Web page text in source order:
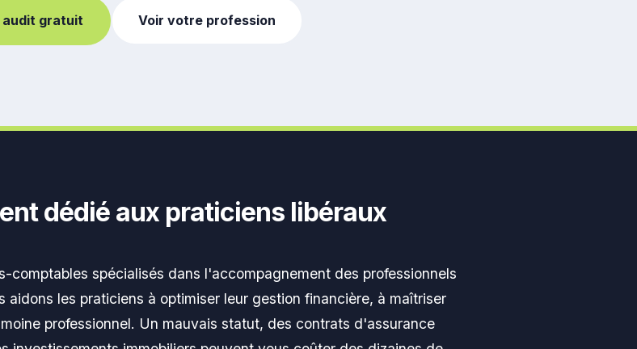
audit gratuit Voir votre profession
dédié aux praticiens libéraux
comptables spécialisés dans l'accompagnement des professionnels
aidons les praticiens à optimiser leur gestion financière, à maîtriser
professionnel. Un mauvais statut, des contrats d'assurance